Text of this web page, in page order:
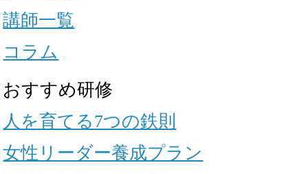
講師一覧
コラム
おすすめ研修
人を育てる7つの鉄則
女性リーダー養成プラン